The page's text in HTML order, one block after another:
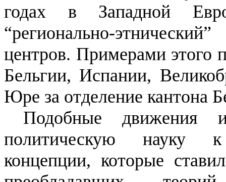
годах в Западной
“регионально-
центров. Примерами этого
Бельгии, Испании,
Юре за отделение кантона
Подобные движения
политическую науку к
концепции, которые